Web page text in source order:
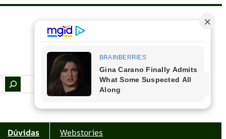
Facebook Instagram Youtube
Dúvidas Webstories